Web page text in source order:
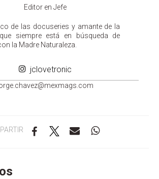
Editor en Jefe
de las docuseries y amante de la
siempre está en búsqueda de
la Madre Naturaleza.
jclovetronic
moc.s
gamxe
m@zev
ahc.e